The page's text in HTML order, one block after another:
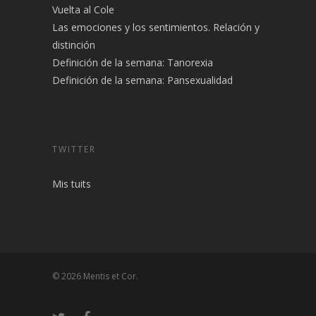
Vuelta al Cole
Las emociones y los sentimientos. Relación y
distinción
Definición de la semana: Tanorexia
Definición de la semana: Pansexualidad
TWITTER
Mis tuits
© 2026 Mentis et Cor.